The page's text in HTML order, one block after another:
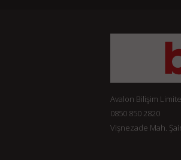
Avalon Bilişim
0850 850 2820
Vişnezade Mah.